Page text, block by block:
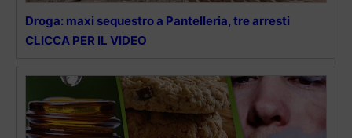
Droga: maxi sequestro a Pantelleria, tre arresti
CLICCA PER IL VIDEO